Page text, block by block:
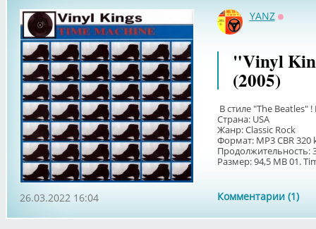
YANZ
"Vinyl
(2005)
В стиле "The
Страна: USA
Жанр: Classic Rock
Формат: MP3 CBR 320
Продолжительность:
Размер: 94,5 MB 01.
Комментарии (1)
26.03.2022 16:04